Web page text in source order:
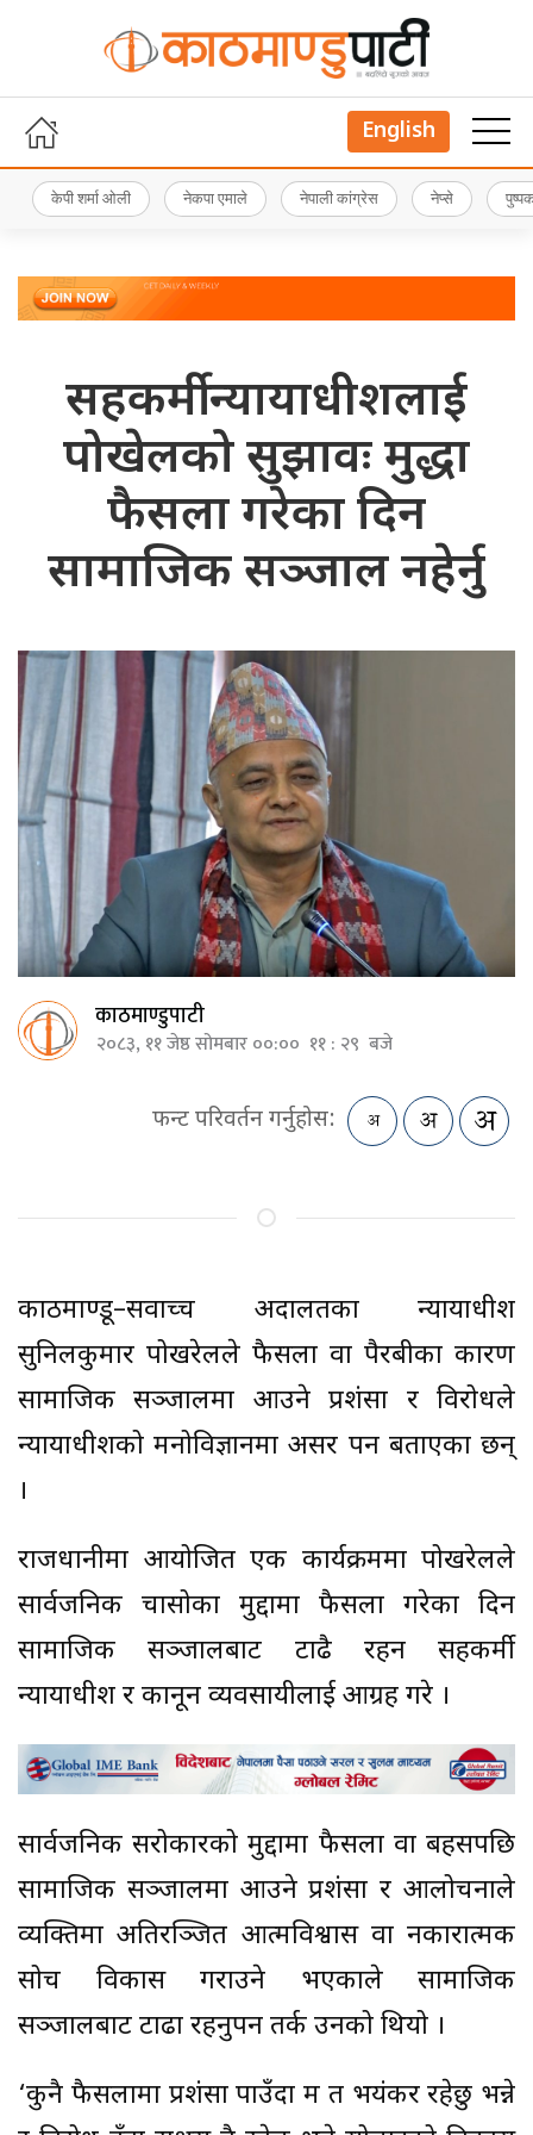
English
केपी शर्मा ओली नेकपा एमाले नेपाली कांग्रेस नेप्से
सहकर्मी न्यायाधीशलाई
पोखेलको सुझावः मुद्धा
फैसला गरेका दिन
सामाजिक सञ्जाल नहेर्नु
काठमाण्डुपाटी
२०८३, ११ जेष्ठ सोमबार ००:०० ११ : २९ बजे
फन्ट परिवर्तन गर्नुहोस:
काठमाण्डू–सर्वोच्च अदालतका न्यायाधीश
सुनिलकुमार पोखरेलले फैसला वा पैरबीका कारण
सामाजिक सञ्जालमा आउने प्रशंसा र विरोधले
न्यायाधीशको मनोविज्ञानमा असर पर्ने बताएका छन्
।
राजधानीमा आयोजित एक कार्यक्रममा पोखरेलले
सार्वजनिक चासोका मुद्दामा फैसला गरेका दिन
सामाजिक सञ्जालबाट टाढै रहन सहकर्मी
न्यायाधीश र कानून व्यवसायीलाई आग्रह गरे ।
सार्वजनिक सरोकारको मुद्दामा फैसला वा बहसपछि
सामाजिक सञ्जालमा आउने प्रशंसा र आलोचनाले
व्यक्तिमा अतिरञ्जित आत्मविश्वास वा नकारात्मक
सोच विकास गराउने भएकाले सामाजिक
सञ्जालबाट टाढा रहनुपर्ने तर्क उनको थियो ।
‘कुनै फैसलामा प्रशंसा पाउँदा म त भयंकर रहेछु भन्ने